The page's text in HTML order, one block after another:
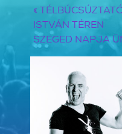
«
ISTVÁN TÉREN
SZEGED NAPJA